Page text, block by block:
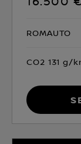
ROMAUTO
CO2 131 g/